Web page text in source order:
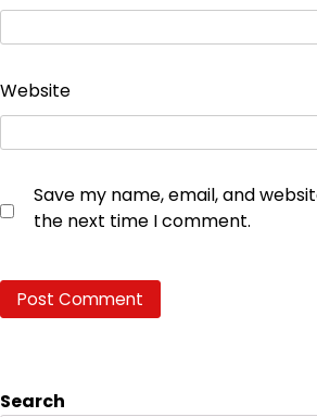
Website
Save my name, email, and
the next time I comment.
Search